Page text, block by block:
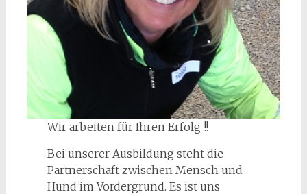
Wir arbeiten für Ihren Erfolg !!
Bei unserer Ausbildung steht die
Partnerschaft zwischen Mensch und
Hund im Vordergrund. Es ist uns